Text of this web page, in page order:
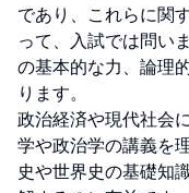
であり、これらに関
って、入試では問い
の基本的な力、論理
ります。
政治経済や現代社会
学や政治学の講義を
史や世界史の基礎知